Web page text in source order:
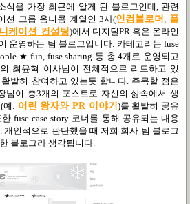
식을 가장 최근에 알게 된 블로그인데
관련
션 그룹 옴니콤 계열인 3사(인컴블로더
플
케이션 컨설팅)에서 디지털PR 혹은 온라인
운영하는 팀 블로그입니다 카테고리는 fuse
★ fun, fuse sharing 등 총 4개로 운영되고
최윤혁 이사님이 전체적으로 리드하고 있
발히 참여하고 있는듯 합니다. 주목할 점은
님이 총3개의 포스트로 자신의 삶속에서 생
(예 : 어린 왕자와 PR 이야기 )를 활발히 공유
한fuse case story 코너를 통해 공유되는 내용
개인적으로 판단했을 때 저희 회사 팀 블로그
블로그라 생각됩니다